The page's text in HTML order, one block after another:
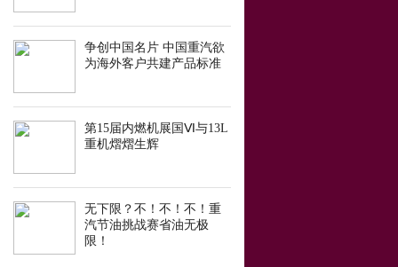
争创中国名片 中国重汽欲
为海外客户共建产品标准
第15届内燃机展国Ⅵ与13L
重机熠熠生辉
无下限？不！不！不！重
汽节油挑战赛省油无极
限！